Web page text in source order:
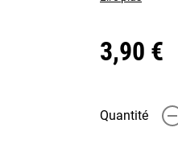
3,90 €
Quantité -